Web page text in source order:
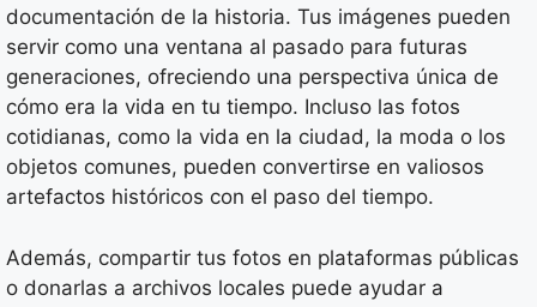
documentación de la historia. Tus imágenes pueden
servir como una ventana al pasado para futuras
generaciones, ofreciendo una perspectiva única de
cómo era la vida en tu tiempo. Incluso las fotos
cotidianas, como la vida en la ciudad, la moda o los
objetos comunes, pueden convertirse en valiosos
artefactos históricos con el paso del tiempo.
Además, compartir tus fotos en plataformas públicas
o donarlas a archivos locales puede ayudar a